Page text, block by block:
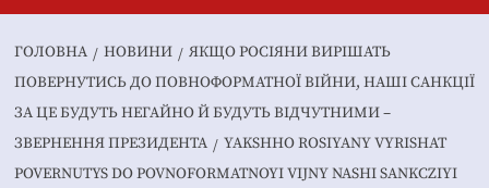
ГОЛОВНА НОВИНИ
ЯКЩО РОСІЯНИ ВИРІШАТЬ
ПОВЕРНУТИСЬ ДО ПОВНОФОРМАТНОЇ ВІЙНИ, НАШІ САНКЦІЇ
ЗА ЦЕ БУДУТЬ НЕГАЙНО Й БУДУТЬ ВІДЧУТНИМИ –
ЗВЕРНЕННЯ ПРЕЗИДЕНТА
YAKSHHO ROSIYANY VYRISHAT
POVERNUTYS DO POVNOFORMATNOYI VIJNY NASHI SANKCZIYI